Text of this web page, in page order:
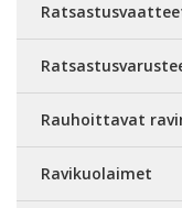
Rauhoittavat
Ravikuolaimet